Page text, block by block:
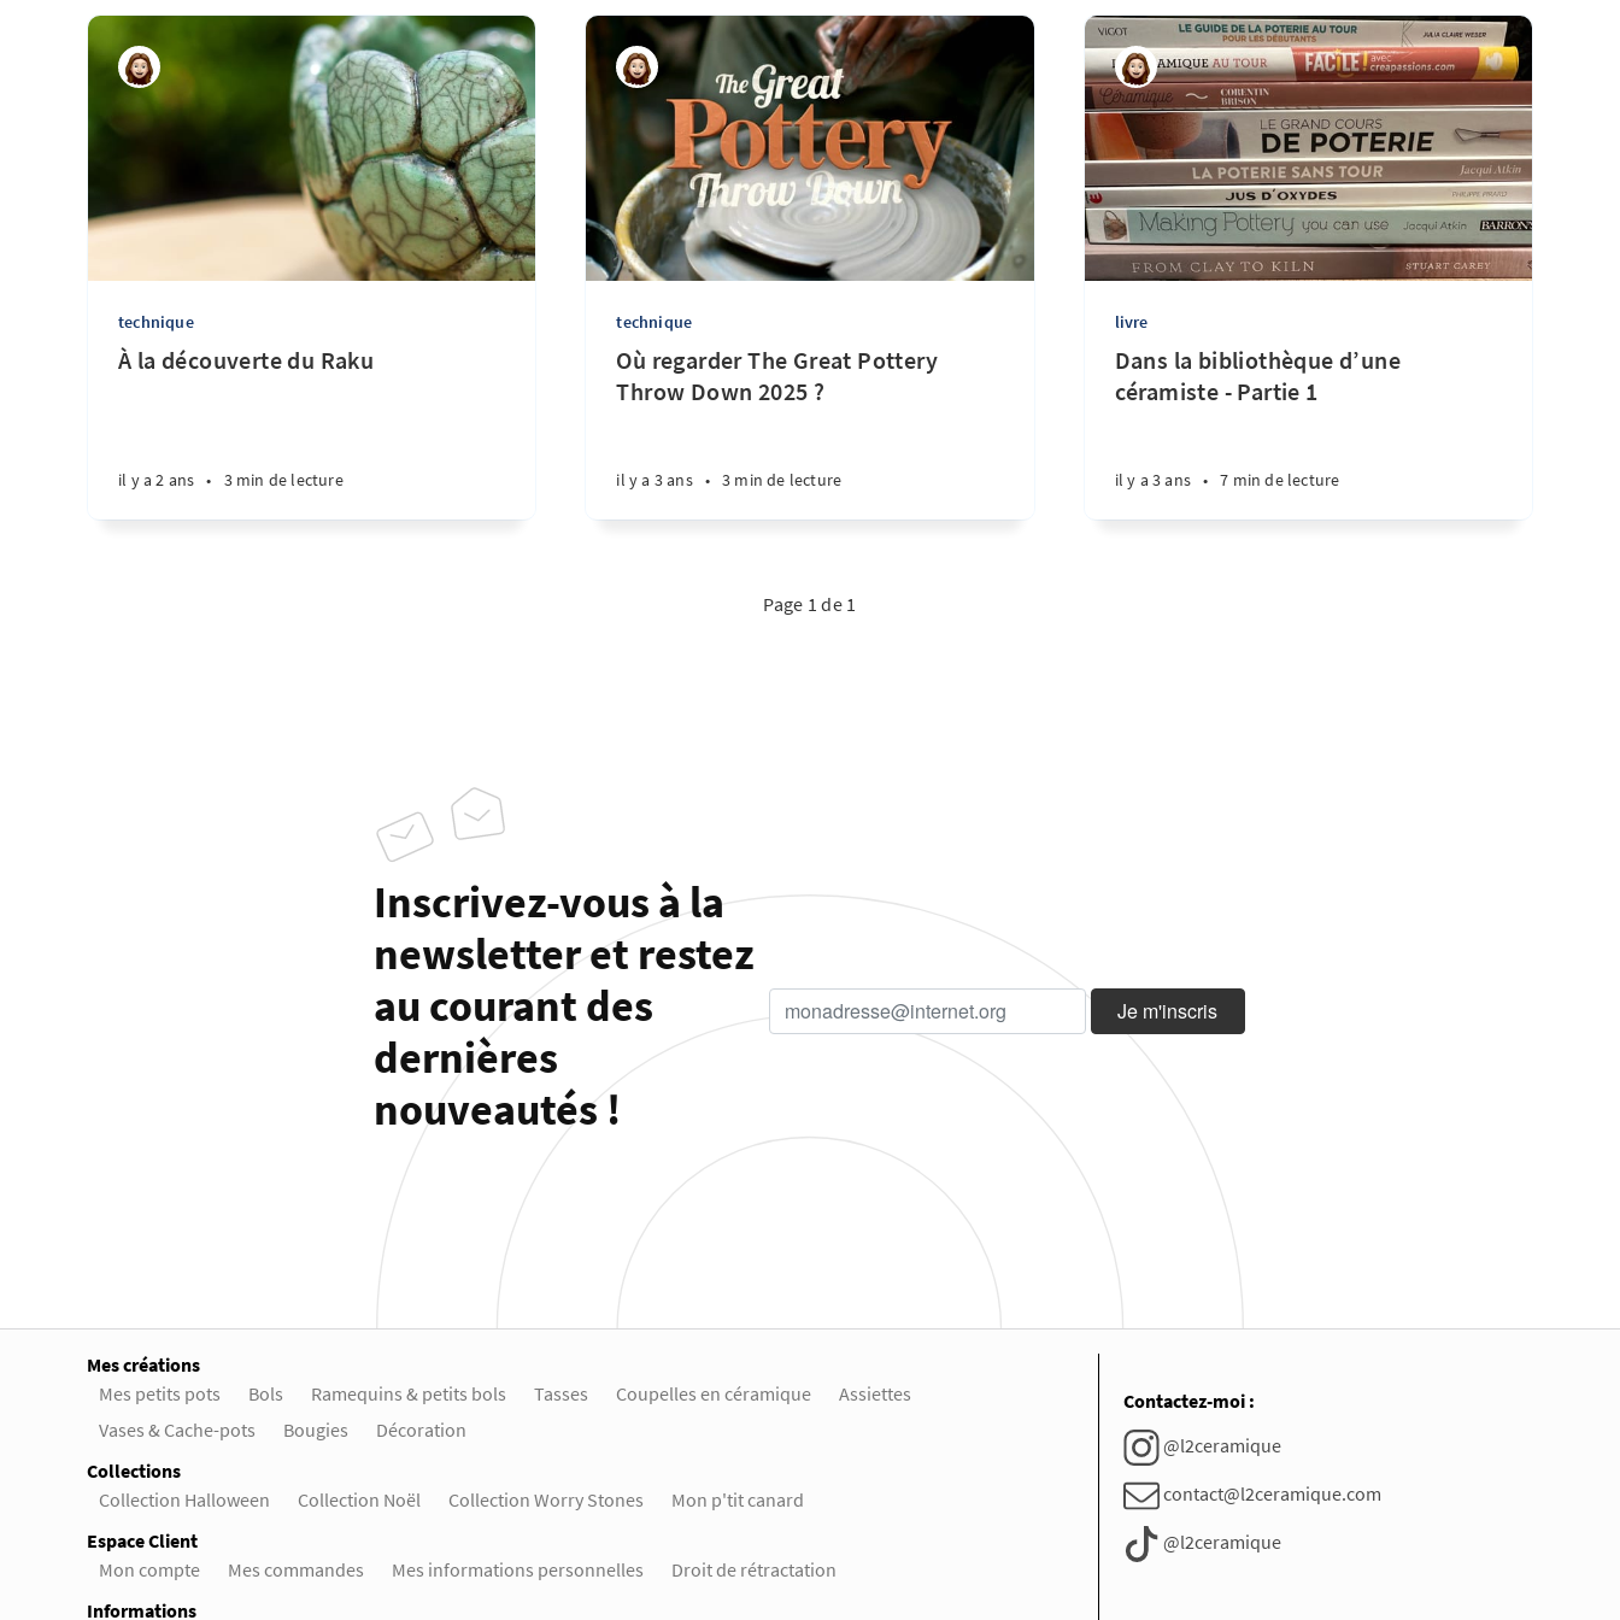
technique
À la découverte du Raku
il y a 2 ans • 3 min de lecture
technique
Où regarder The Great Pottery
Throw Down 2025 ?
il y a 3 ans • 3 min de lecture
livre
Dans la bibliothèque d’une
céramiste - Partie 1
il y a 3 ans • 7 min de lecture
Page 1 de 1
Inscrivez-vous à la
newsletter et restez
au courant des
dernières
nouveautés !
Mes créations
Mes petits pots
Bols Ramequins & petits bols Tasses Coupelles en céramique
Assiettes
Vases & Cache-pots
Bougies
Décoration
Collections
Collection Halloween
Collection Noël Collection Worry Stones
Mon p'tit canard
Espace Client
Mon compte
Mes commandes Mes informations personnelles
Droit de rétractation
Informations
Contactez-moi :
@l2ceramique
contact@l2ceramique.com
@l2ceramique